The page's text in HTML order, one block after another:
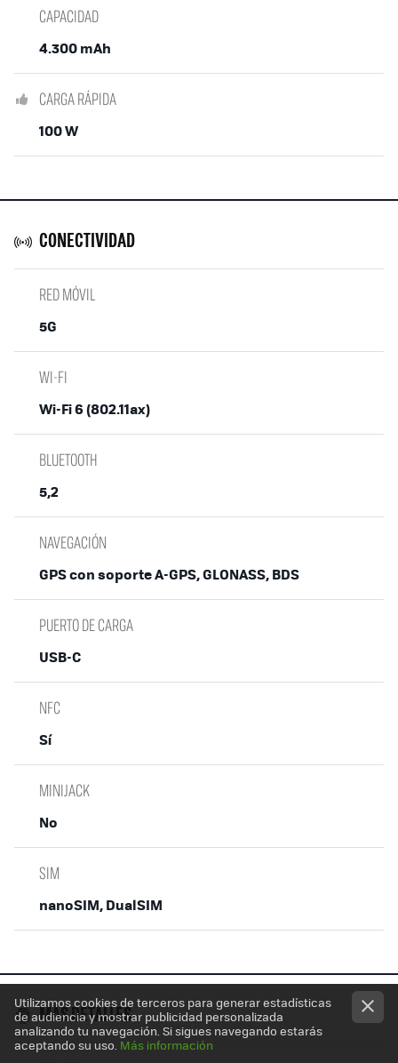
CAPACIDAD
4.300 mAh
CARGA RÁPIDA
100 W
CONECTIVIDAD
RED MÓVIL
5G
WI-FI
Wi-Fi 6 (802.11ax)
BLUETOOTH
5,2
NAVEGACIÓN
GPS con soporte A-GPS, GLONASS, BDS
PUERTO DE CARGA
USB-C
NFC
Sí
MINIJACK
No
SIM
nanoSIM, DualSIM
MÁS DETALLES
Utilizamos cookies de terceros para generar estadísticas
de audiencia y mostrar publicidad personalizada
analizando tu navegación. Si sigues navegando estarás
aceptando su uso. Más información